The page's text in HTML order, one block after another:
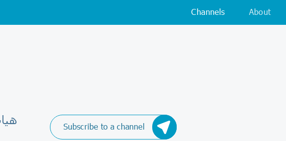
Channels About
Subscribe to a channel